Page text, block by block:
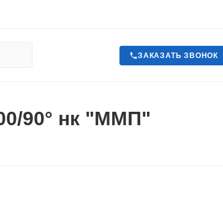
ЗАКАЗАТЬ ЗВОНОК
90° нк "ММП"